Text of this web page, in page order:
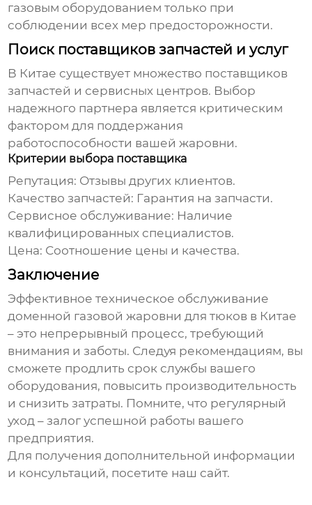
газовым оборудованием только при
соблюдении всех мер предосторожности.
Поиск поставщиков запчастей и услуг
В Китае существует множество поставщиков
запчастей и сервисных центров. Выбор
надежного партнера является критическим
фактором для поддержания
работоспособности вашейжаровни.
Критерии выбора поставщика
Репутация: Отзывы других клиентов.
Качество запчастей: Гарантия на запчасти.
Сервисное обслуживание: Наличие
квалифицированных специалистов.
Цена: Соотношение цены и качества.
Заключение
Эффективноетехническое обслуживание
доменной газовой жаровни для тюков в Китае
– это непрерывный процесс, требующий
внимания и заботы. Следуя рекомендациям, вы
сможете продлить срок службы вашего
оборудования, повысить производительность
и снизить затраты. Помните, что регулярный
уход – залог успешной работы вашего
предприятия.
Для получения дополнительной информации
и консультаций, посетите наш сайт.